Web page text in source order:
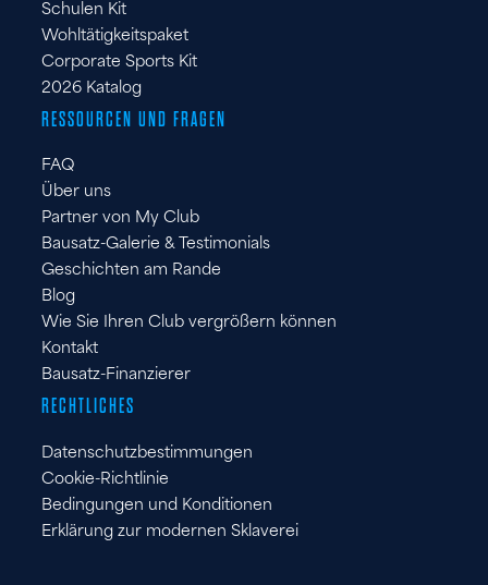
Schulen Kit
Wohltätigkeitspaket
Corporate Sports Kit
2026 Katalog
RESSOURCEN UND FRAGEN
FAQ
Über uns
Partner von My Club
Bausatz-Galerie & Testimonials
Geschichten am Rande
Blog
Wie Sie Ihren Club vergrößern können
Kontakt
Bausatz-Finanzierer
RECHTLICHES
Datenschutzbestimmungen
Cookie-Richtlinie
Bedingungen und Konditionen
Erklärung zur modernen Sklaverei